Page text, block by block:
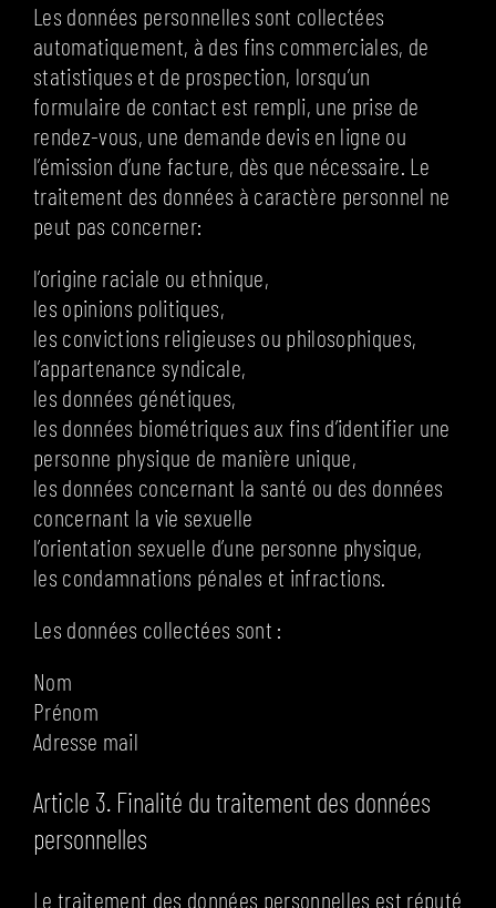
Les données personnelles sont collectées
automatiquement, à des fins commerciales, de
statistiques et de prospection, lorsqu’un
formulaire de contact est rempli, une prise de
rendez-vous, une demande devis en ligne ou
l’émission d’une facture, dès que nécessaire. Le
traitement des données à caractère personnel ne
peut pas concerner:
l’origine raciale ou ethnique,
les opinions politiques,
les convictions religieuses ou philosophiques,
l’appartenance syndicale,
les données génétiques,
les données biométriques aux fins d’identifier une
personne physique de manière unique,
les données concernant la santé ou des données
concernant la vie sexuelle
l’orientation sexuelle d’une personne physique,
les condamnations pénales et infractions.
Les données collectées sont :
Nom
Prénom
Adresse mail
Article 3. Finalité du traitement des données
personnelles
Le traitement des données personnelles est réputé